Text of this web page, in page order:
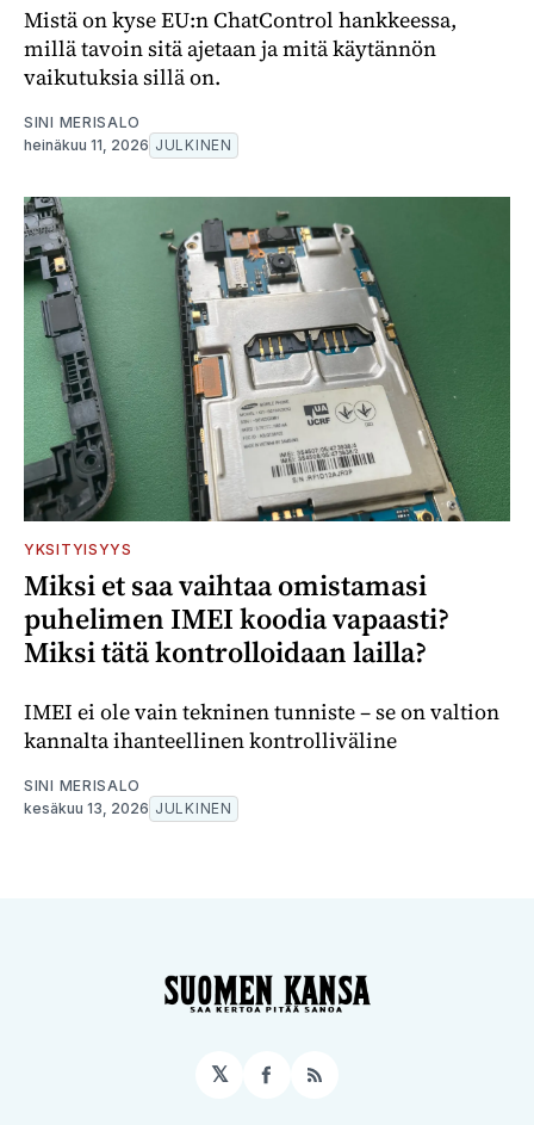
Mistä on kyse EU:n ChatControl hankkeessa,
millä tavoin sitä ajetaan ja mitä käytännön
vaikutuksia sillä on.
SINI MERISALO
heinäkuu 11, 2026 JULKINEN
YKSITYISYYS
Miksi et saa vaihtaa omistamasi
puhelimen IMEI koodia vapaasti?
Miksi tätä kontrolloidaan lailla?
IMEI ei ole vain tekninen tunniste – se on valtion
kannalta ihanteellinen kontrolliväline
SINI MERISALO
kesäkuu 13, 2026 JULKINEN
𝕏 Facebook
RSS